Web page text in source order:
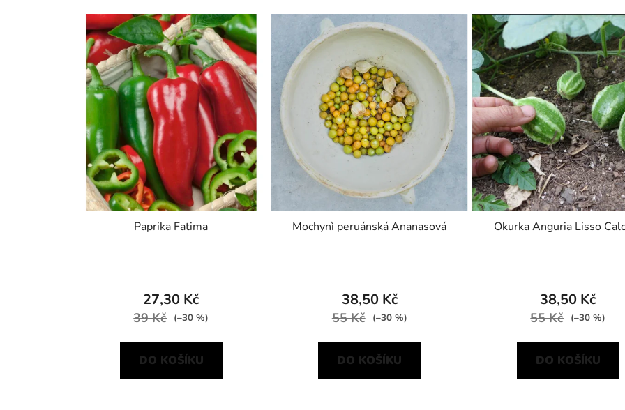
Paprika Fatima
27,30 Kč
39 Kč (–30 %)
DO KOŠÍKU
Mochynì peruánská Ananasová
38,50 Kč
55 Kč (–30 %)
DO KOŠÍKU
Okurka Anguria Lisso
38,50 Kč
55 Kč (–30 %)
DO KOŠÍKU